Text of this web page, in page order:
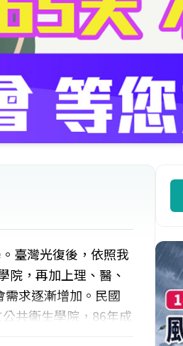
臺灣光復後，依照我
院，再加上理、醫、
求逐漸增加。民國
共衛生學院，86年成